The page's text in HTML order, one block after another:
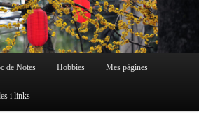
de Notes Hobbies Mes pàgines
i links